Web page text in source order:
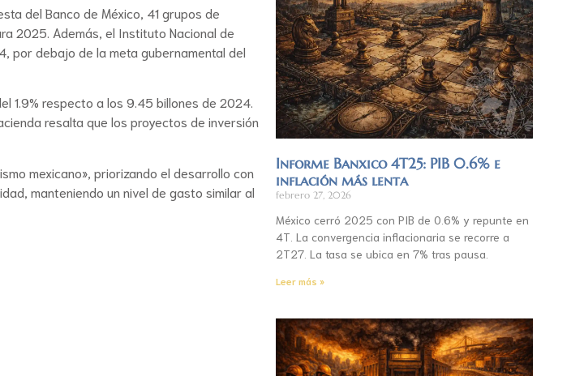
del Banco de México, 41 grupos de
2025. Además, el Instituto Nacional de
por debajo de la meta gubernamental del
1.9% respecto a los 9.45 billones de 2024.
resalta que los proyectos de inversión
mexicano», priorizando el desarrollo con
manteniendo un nivel de gasto similar al
Informe Banxico 4T25: PIB 0.6% e
inflación más lenta
febrero 27, 2026
México cerró 2025 con PIB de 0.6% y repunte en
4T. La convergencia inflacionaria se recorre a
2T27. La tasa se ubica en 7% tras pausa.
Leer más »